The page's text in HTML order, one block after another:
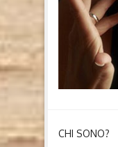
CHI SONO?